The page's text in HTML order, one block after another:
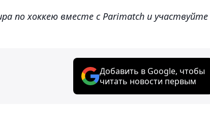
по хоккею вместе с Parimatch и участвуйте
Добавить в Google, чтобы
читать новости первым